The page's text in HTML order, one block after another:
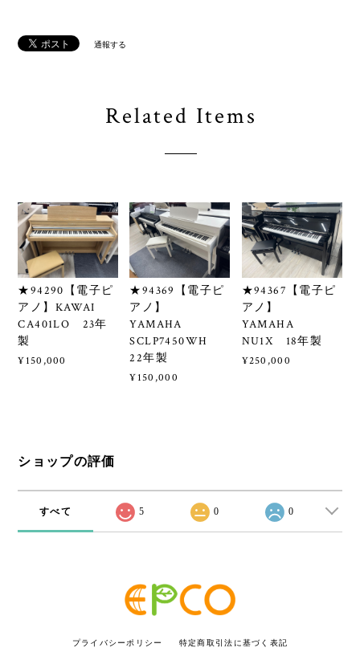
通報する
Related Items
★94290【電子ピ
アノ】KAWAI
CA401LO 23年
製
¥150,000
★94369【電子ピ
アノ】
YAMAHA
SCLP7450WH
22年製
¥150,000
★94367【電子ピ
アノ】
YAMAHA
NU1X 18年製
¥250,000
ショップの評価
すべて 5 0 0
プライバシーポリシー 特定商取引法に基づく表記